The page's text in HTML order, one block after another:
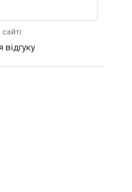
відгуку